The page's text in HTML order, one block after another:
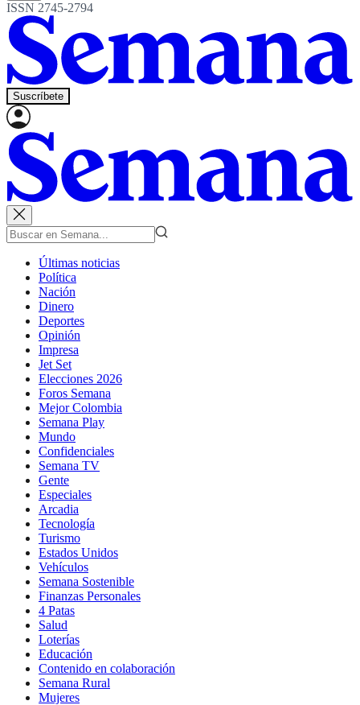
ISSN 2745-2794
Suscríbete
Últimas noticias
Política
Nación
Dinero
Deportes
Opinión
Impresa
Jet Set
Elecciones 2026
Foros Semana
Mejor Colombia
Semana Play
Mundo
Confidenciales
Semana TV
Gente
Especiales
Arcadia
Tecnología
Turismo
Estados Unidos
Vehículos
Semana Sostenible
Finanzas Personales
4 Patas
Salud
Loterías
Educación
Contenido en colaboración
Semana Rural
Mujeres